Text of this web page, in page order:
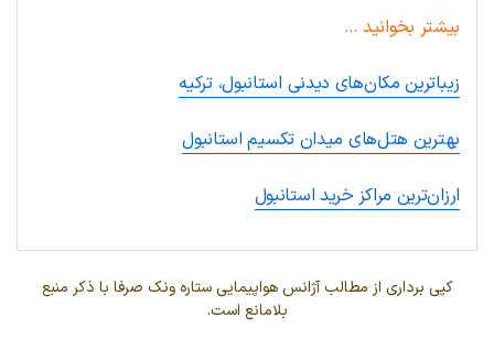
بیشتر بخوانید …
زیباترین مکان‌های دیدنی استانبول، ترکیه
بهترین هتل‌های میدان تکسیم استانبول
ارزان‌ترین مراکز خرید استانبول
کپی برداری از مطالب آژانس هواپیمایی ستاره ونک صرفا با ذکر منبع
بلامانع است.